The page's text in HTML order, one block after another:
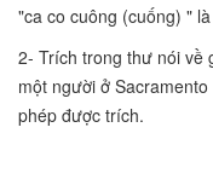
"ca co cuông (cuống) "
2- Trích trong thư nói về
một người ở
phép được trích.